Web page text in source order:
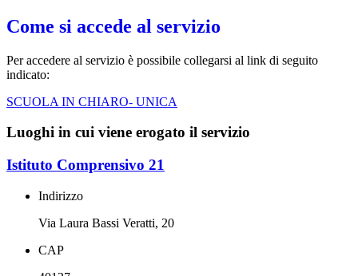
Come si accede al servizio
Per accedere al servizio è possibile collegarsi al link di seguito
indicato:
SCUOLA IN CHIARO- UNICA
Luoghi in cui viene erogato il servizio
Istituto Comprensivo 21
Indirizzo
Via Laura Bassi Veratti, 20
CAP